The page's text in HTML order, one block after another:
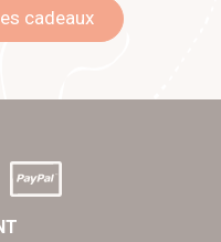
cadeaux